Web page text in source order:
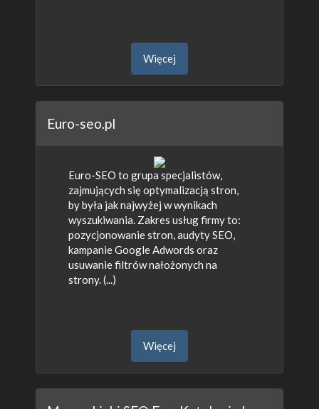
Więcej
Euro-seo.pl
Euro-SEO to grupa specjalistów,
zajmujących się optymalizacją stron,
by była jak najwyżej w wynikach
wyszukiwania. Zakres usług firmy to:
pozycjonowanie stron, audyty SEO,
kampanie Google Adwords oraz
usuwanie filtrów nałożonych na
strony. (...)
Więcej